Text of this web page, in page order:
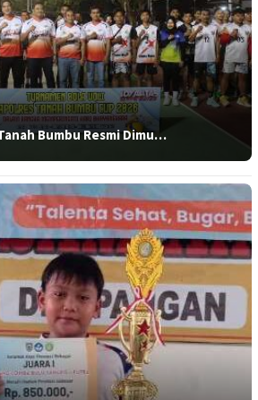
Bumbu Resmi Dimu…